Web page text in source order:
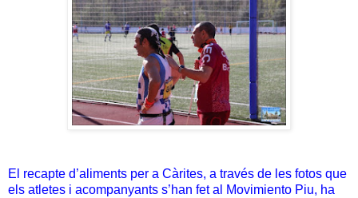
El recapte d’aliments per a Càrites, a través de les fotos que
els atletes i acompanyants s’han fet al Movimiento Piu, ha